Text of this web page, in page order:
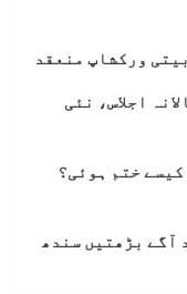
ورکشاپ منعقد
اجلاس، نئی
ختم ہوئی؟
آگے بڑھتیں سندھ